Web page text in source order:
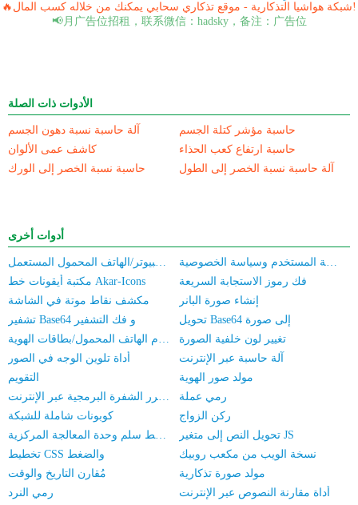
🔥شبكة هواشيا التذكارية - موقع تذكاري سحابي يمكنك من خلاله كسب المال!
📢月广告位招租，联系微信：hadsky，备注：广告位
الأدوات ذات الصلة
آلة حاسبة نسبة دهون الجسم
حاسبة مؤشر كتلة الجسم
كاشف عمى الألوان
حاسبة ارتفاع كعب الحذاء
حاسبة نسبة الخصر إلى الورك
آلة حاسبة نسبة الخصر إلى الطول
أدوات أخرى
تقدير أسعار الكمبيوتر/الهاتف المحمول المستعمل
اتفاقية خدمة المستخدم وسياسة الخصوصية
مكتبة أيقونات خط Akar-Icons
فك رموز الاستجابة السريعة
مكشف نقاط موتة في الشاشة
إنشاء صورة البانر
تشفير Base64 و فك التشفير
تحويل Base64 إلى صورة
التحقق الدُفתי من توثيق الاسم الحقيقي لأرقام الهاتف المحمول/بطاقات الهوية
تغيير لون خلفية الصورة
أداة تلوين الوجه في الصور
آلة حاسبة عبر الإنترنت
التقويم
مولد صور الهوية
محرر الشفرة البرمجية عبر الإنترنت
رمي عملة
كوبونات شاملة للشبكة
ركن الزواج
مخطط سلم وحدة المعالجة المركزية
تحويل النص إلى متغير JS
تخطيط CSS والضغط
نسخة الويب من مكعب روبيك
مُقارن التاريخ والوقت
مولد صورة تذكارية
رمي النرد
أداة مقارنة النصوص عبر الإنترنت